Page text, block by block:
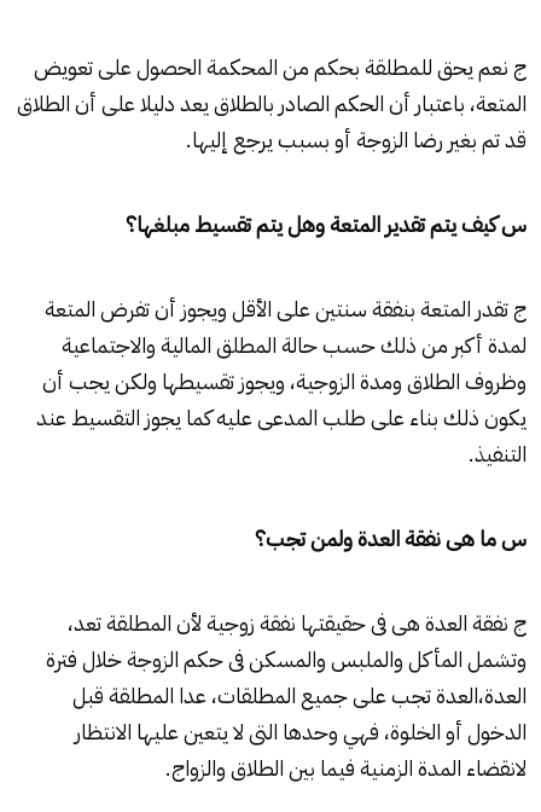
ج نعم يحق للمطلقة بحكم من المحكمة الحصول على تعويض
المتعة، باعتبار أن الحكم الصادر بالطلاق يعد دليلا على أن الطلاق
قد تم بغير رضا الزوجة أو بسبب يرجع إليها.
س كيف يتم تقدير المتعة وهل يتم تقسيط مبلغها؟
ج تقدر المتعة بنفقة سنتين على الأقل ويجوز أن تفرض المتعة
لمدة أكبر من ذلك حسب حالة المطلق المالية والاجتماعية
وظروف الطلاق ومدة الزوجية، ويجوز تقسيطها ولكن يجب أن
يكون ذلك بناء على طلب المدعى عليه كما يجوز التقسيط عند
التنفيذ.
س ما هى نفقة العدة ولمن تجب؟
ج نفقة العدة هى فى حقيقتها نفقة زوجية لأن المطلقة تعد،
وتشمل المأكل والملبس والمسكن فى حكم الزوجة خلال فترة
العدة،العدة تجب على جميع المطلقات، عدا المطلقة قبل
الدخول أو الخلوة، فهي وحدها التى لا يتعين عليها الانتظار
لانقضاء المدة الزمنية فيما بين الطلاق والزواج.